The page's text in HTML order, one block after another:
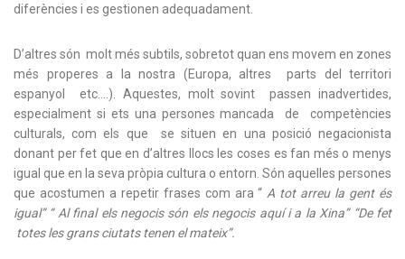
diferències i es gestionen adequadament.
D’altres són molt més subtils, sobretot quan ens movem en zones
més properes a la nostra (Europa, altres parts del territori
espanyol etc….). Aquestes, molt sovint passen inadvertides,
especialment si ets una persones mancada de competències
culturals, com els que se situen en una posició negacionista
donant per fet que en d’altres llocs les coses es fan més o menys
igual que en la seva pròpia cultura o entorn. Són aquelles persones
que acostumen a repetir frases com ara “ A tot arreu la gent és
igual” “ Al final els negocis són els negocis aquí i a la Xina” “De fet
totes les grans ciutats tenen el mateix”.